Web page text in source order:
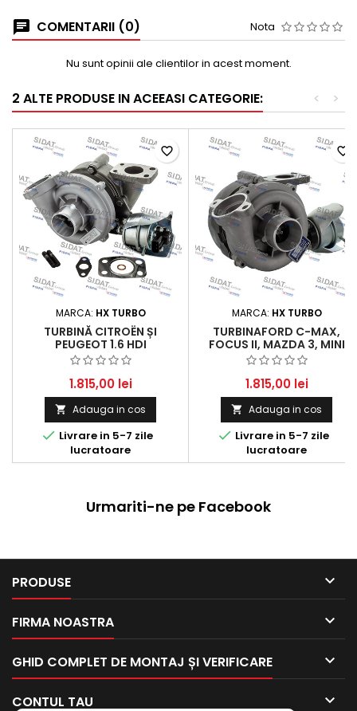
COMENTARII (0) Nota
Nu sunt opinii ale clientilor in acest moment.
2 ALTE PRODUSE IN ACEEASI CATEGORIE: >
<
MARCA: HX TURBO
TURBINĂ CITROËN ȘI
PEUGEOT 1.6 HDI
1.815,00 lei
 Adauga in cos
 Livrare in 5-7 zile
lucratoare
favorite_border
MARCA: HX TURBO
TURBINAFORD C-MAX,
FOCUS II, MAZDA 3, MINI
COOPER D, PEUGEOT 307 -
1.6 TDCI HDI 80KW 109CP
G8DC
1.815,00 lei
 Adauga in cos
 Livrare in 5-7 zile
lucratoare
favorite_border
Urmariti-ne pe Facebook
PRODUSE 
FIRMA NOASTRA 
GHID COMPLET DE MONTAJ ȘI VERIFICARE 
CONTUL TAU 